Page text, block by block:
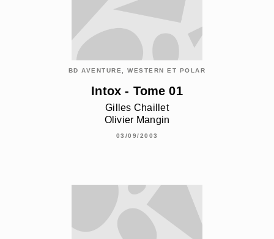
BD AVENTURE, WESTERN ET POLAR
Intox - Tome 01
Gilles Chaillet
Olivier Mangin
03/09/2003